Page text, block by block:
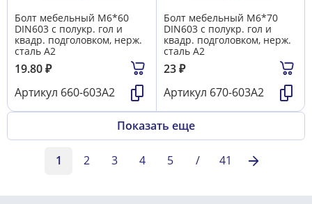
Болт мебельный М6*60
DIN603 с полукр. гол и
квадр. подголовком, нерж.
сталь А2
19.80₽
Артикул 660-603А2
Болт мебельный М6*70
DIN603 с полукр. гол и
квадр. подголовком, нерж.
сталь А2
23₽
Артикул 670-603А2
Показать еще
1 2 3 4 5 / 41